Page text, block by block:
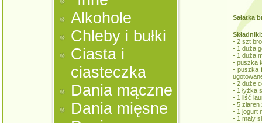
Alkohole
Chleby i bułki
Ciasta i
ciasteczka
Dania mączne
Dania mięsne
Sałatka
- 2 szt
- 1 duża
- 1 duża
- puszka
- puszka
- 2 duże
- 1 łyżka
- 1 liść
- 5 ziaren
- 1 jogurt
- 1 mały